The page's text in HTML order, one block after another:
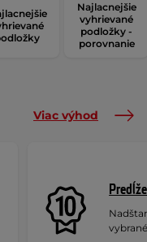
Najlacnejšie
vyhrievané
podložky -
porovnanie
Viac výhod